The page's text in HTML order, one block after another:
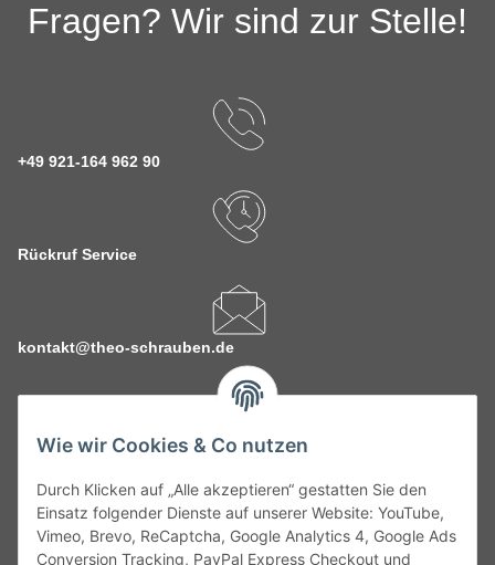
Wie wir Cookies & Co nutzen
Durch Klicken auf „Alle akzeptieren“ gestatten Sie den
Einsatz folgender Dienste auf unserer Website: YouTube,
Vimeo, Brevo, ReCaptcha, Google Analytics 4, Google Ads
Conversion Tracking, PayPal Express Checkout und
Fragen? Wir sind zur Stelle!
+49 921-164 962 90
Rückruf Service
kontakt@theo-schrauben.de
Service